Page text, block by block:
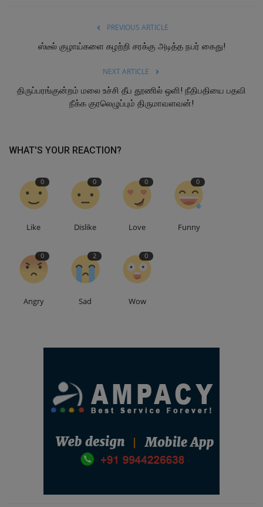
PREVIOUS ARTICLE
ஸ்டீல் குழாய்களை கழற்றி சரக்கு அடித்த நபர் கைது!
NEXT ARTICLE
திருப்பரங்குன்றம் மலை உச்சி தீப தூணில் ஒளி! நீதிபதியை பதவி
நீக்க குரலெழுப்பும் திருமாவளவன்!
WHAT'S YOUR REACTION?
0
Like
0
Dislike
0
Love
0
Funny
0
Angry
2
Sad
0
Wow